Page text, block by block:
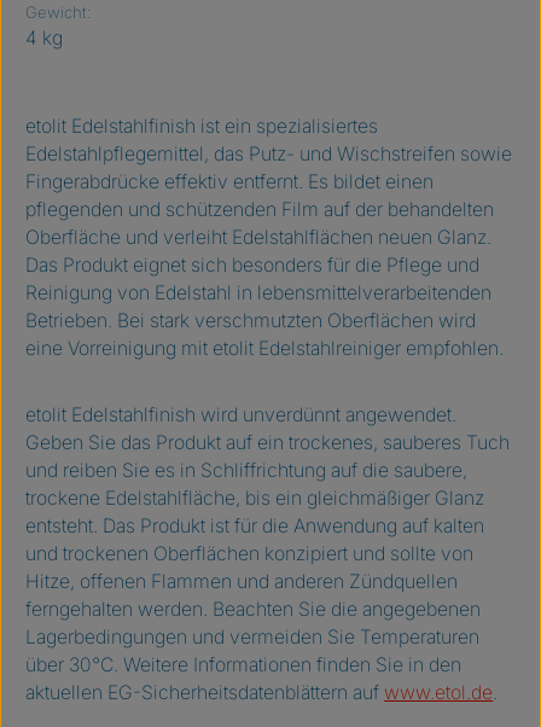
Gewicht:
4 kg
etolit Edelstahlfinish ist ein spezialisiertes
Edelstahlpflegemittel, das Putz- und Wischstreifen sowie
Fingerabdrücke effektiv entfernt. Es bildet einen
pflegenden und schützenden Film auf der behandelten
Oberfläche und verleiht Edelstahlflächen neuen Glanz.
Das Produkt eignet sich besonders für die Pflege und
Reinigung von Edelstahl in lebensmittelverarbeitenden
Betrieben. Bei stark verschmutzten Oberflächen wird
eine Vorreinigung mit etolit Edelstahlreiniger empfohlen.
etolit Edelstahlfinish wird unverdünnt angewendet.
Geben Sie das Produkt auf ein trockenes, sauberes Tuch
und reiben Sie es in Schliffrichtung auf die saubere,
trockene Edelstahlfläche, bis ein gleichmäßiger Glanz
entsteht. Das Produkt ist für die Anwendung auf kalten
und trockenen Oberflächen konzipiert und sollte von
Hitze, offenen Flammen und anderen Zündquellen
ferngehalten werden. Beachten Sie die angegebenen
Lagerbedingungen und vermeiden Sie Temperaturen
über 30°C. Weitere Informationen finden Sie in den
aktuellen EG-Sicherheitsdatenblättern auf www.etol.de.